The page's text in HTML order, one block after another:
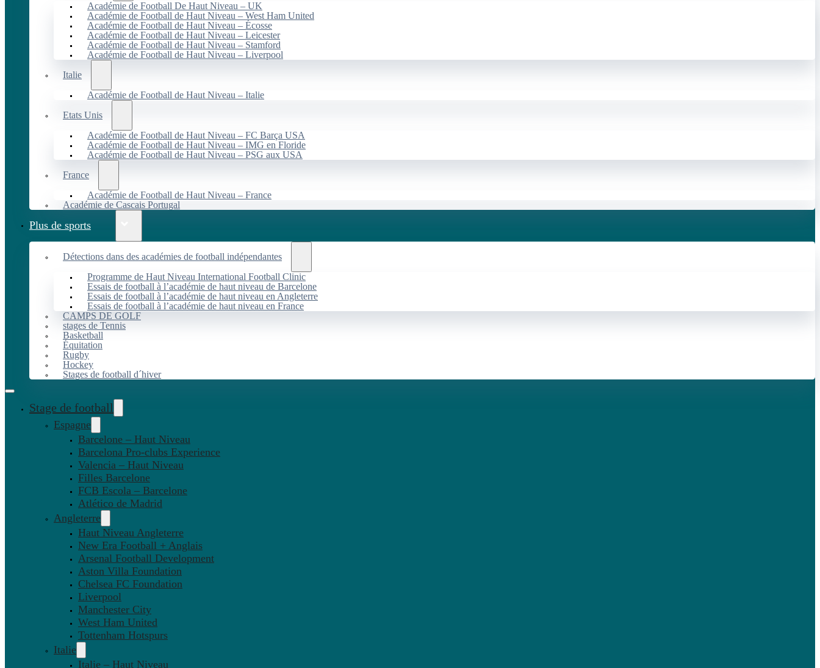
Académie de Football De Haut Niveau – UK
Académie de Football de Haut Niveau – West Ham United
Académie de Football de Haut Niveau – Écosse
Académie de Football de Haut Niveau – Leicester
Académie de Football de Haut Niveau – Stamford
Académie de Football de Haut Niveau – Liverpool
Italie
Académie de Football de Haut Niveau – Italie
Etats Unis
Académie de Football de Haut Niveau – FC Barça USA
Académie de Football de Haut Niveau – IMG en Floride
Académie de Football de Haut Niveau – PSG aux USA
France
Académie de Football de Haut Niveau – France
Académie de Cascais Portugal
Plus de sports
Détections dans des académies de football indépendantes
Programme de Haut Niveau International Football Clinic
Essais de football à l’académie de haut niveau de Barcelone
Essais de football à l’académie de haut niveau en Angleterre
Essais de football à l’académie de haut niveau en France
CAMPS DE GOLF
stages de Tennis
Basketball
Équitation
Rugby
Hockey
Stages de football d´hiver
Stage de football
Espagne
Barcelone – Haut Niveau
Barcelona Pro-clubs Experience
Valencia – Haut Niveau
Filles Barcelone
FCB Escola – Barcelone
Atlético de Madrid
Angleterre
Haut Niveau Angleterre
New Era Football + Anglais
Arsenal Football Development
Aston Villa Foundation
Chelsea FC Foundation
Liverpool
Manchester City
West Ham United
Tottenham Hotspurs
Italie
Italie – Haut Niveau